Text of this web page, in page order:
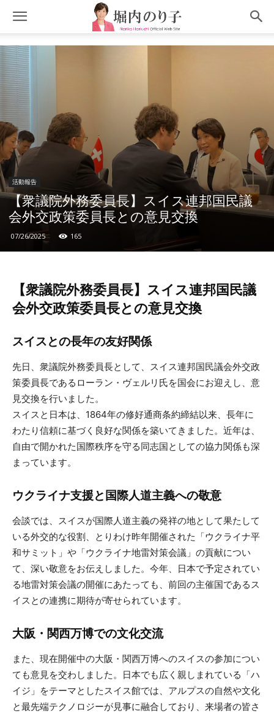
活動報告
【衆議院外務委員長】スイス連邦国民議
会外交政策委員長との意見交換
07/26/2025 165
【衆議院外務委員長】スイス連邦国民議
会外交政策委員長との意見交換
スイスとの長年の友好関係
先日、衆議院外務委員長として、スイス連邦国民議会外交政
策委員長であるローラン・ヴェルリ氏を国会にお迎えし、意
見交換を行いました。
スイスと日本は、1864年の修好通商条約締結以来、長年に
わたり信頼に基づく良好な関係を築いてきました。近年は、
自由で開かれた国際秩序を守る同志国としての協力関係も深
まっています。
ウクライナ支援と国際人道主義への敬意
会談では、スイスが国際人道主義の発祥の地として果たして
いる外交的な役割、とりわけ昨年開催された「ウクライナ平
和サミット」や「ウクライナ地雷対策会議」の貢献につい
て、深い敬意をお伝えしました。今年、日本で予定されてい
る地雷対策会議の開催にあたっても、前回の主催国であるス
イスとの連携に期待が寄せられています。
大阪・関西万博での文化交流
また、現在開催中の大阪・関西万博へのスイスの参加につい
ても意見を交わしました。日本でも広く親しまれている「ハ
イジ」をテーマとしたスイス館では、アルプスの自然や文化
と最先端テクノロジーが見事に融合しており、来場者の皆さ